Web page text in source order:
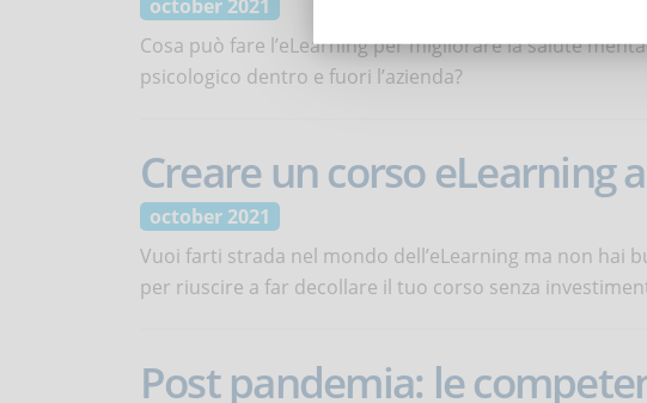
october 2021
Cosa può fare l’eLearning per migliorare la salute
psicologico dentro e fuori l’azienda?
Creare un corso eLearning
october 2021
Vuoi farti strada nel mondo dell’eLearning ma non hai
per riuscire a far decollare il tuo corso senza
Post pandemia: le